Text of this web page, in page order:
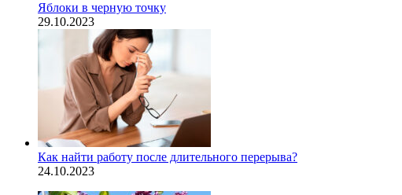
Яблоки в черную точку
29.10.2023
Как найти работу после длительного перерыва?
24.10.2023